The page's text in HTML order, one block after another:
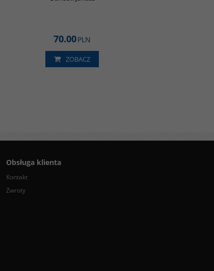
70.00PLN
ZOBACZ
Obsługa klienta
Kontakt
Zwroty